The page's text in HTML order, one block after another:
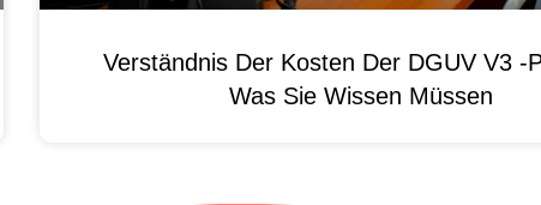
Verständnis Der Kosten Der DGUV V3 -
Was Sie Wissen Müssen